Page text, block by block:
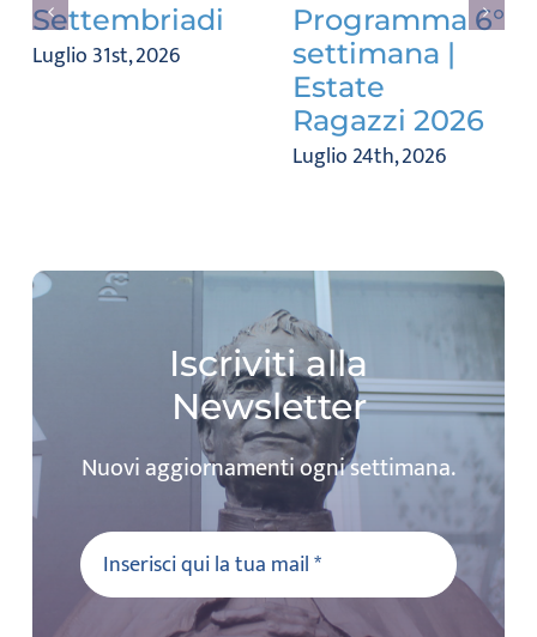
Settembriadi
Luglio 31st, 2026
Programma 6°
settimana |
Estate
Ragazzi 2026
Luglio 24th, 2026
Iscriviti alla
Newsletter
Nuovi aggiornamenti ogni settimana.